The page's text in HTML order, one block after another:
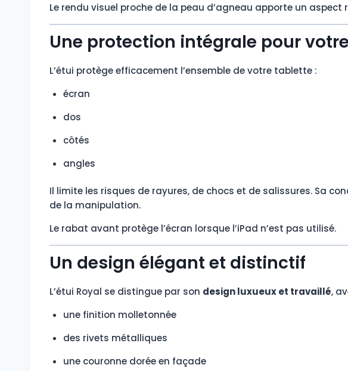
Le rendu visuel proche de la peau d’agneau apporte un
Une protection intégrale pour
L’étui protège efficacement l’ensemble de votre tablette :
écran
dos
côtés
angles
Il limite les risques de rayures, de chocs et de salissures. Sa
de la manipulation.
Le rabat avant protège l’écran lorsque l’iPad n’est pas utilisé.
Un design élégant et distinctif
L’étui Royal se distingue par son design luxueux et travaillé,
une finition molletonnée
des rivets métalliques
une couronne dorée en façade